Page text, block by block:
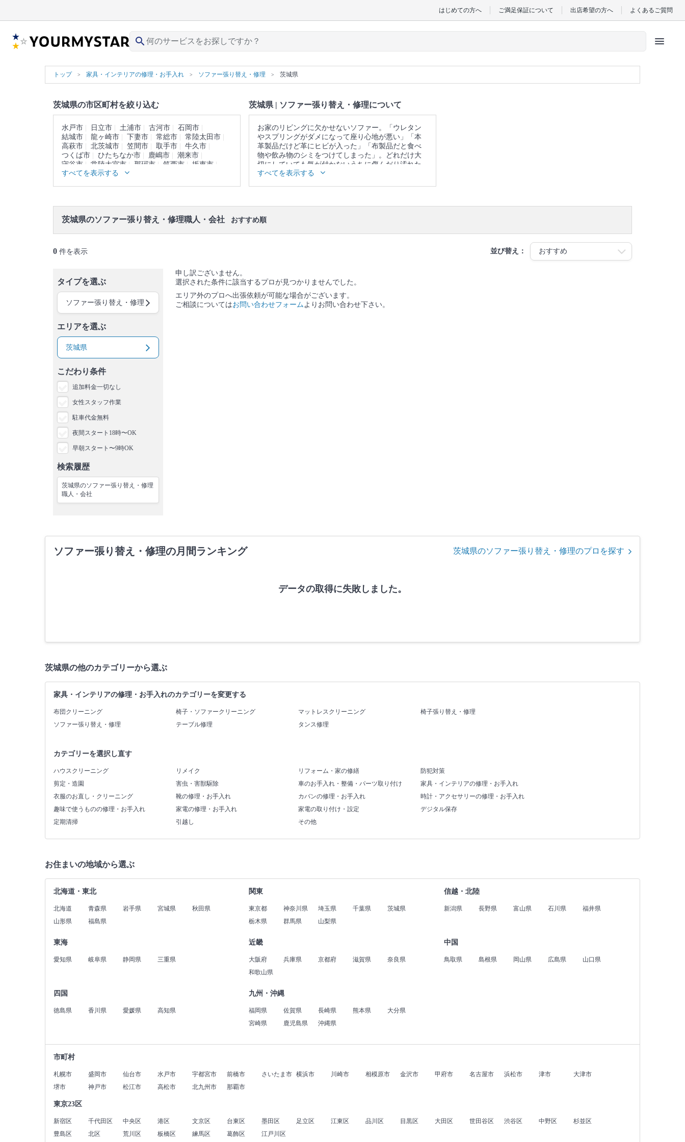
はじめての方へ ご満足保証について 出店希望の方へ よくあるご質問
search menu
トップ 家具・インテリアの修理・お手入れ ソファー張り替え・修理 茨城県
茨城県の市区町村を絞り込む
水戸市 日立市 土浦市 古河市
石岡市
結城市
龍ヶ崎市 下妻市 常総市
常陸太田市
高萩市
北茨城市 笠間市 取手市
牛久市
つくば市
ひたちなか市 鹿嶋市
潮来市
守谷市
常陸大宮市 那珂市 筑西市
坂東市
稲敷市
かすみがうら市
すべてを表示する
茨城県 | ソファー張り替え・修理について
お家のリビングに欠かせないソファー。「ウレタン
やスプリングがダメになって座り心地が悪い」「本
革製品だけど革にヒビが入った」「布製品だと食べ
物や飲み物のシミをつけてしまった」。どれだけ大
切にしていても気が付かないうちに傷んだり汚れた
りするものです。買い換えると新しいソファーの運
口コミ
すべてを表示する
茨城県のソファー張り替え・修理職人・会社 おすすめ順
0 件を表示 並び替え：
タイプを選ぶ
ソファー張り替え・修理
エリアを選ぶ
茨城県
こだわり条件
追加料金一切なし
女性スタッフ作業
駐車代金無料
夜間スタート18時〜OK
早朝スタート〜9時OK
検索履歴
茨城県のソファー張り替え・修理
職人・会社
申し訳ございません。
選択された条件に該当するプロが見つかりませんでした。
エリア外のプロへ出張依頼が可能な場合がございます。
ご相談についてはお問い合わせフォームよりお問い合わせ下さい。
ソファー張り替え・修理の月間ランキング 茨城県のソファー張り替え・修理のプロを探す
データの取得に失敗しました。
茨城県の他のカテゴリーから選ぶ
家具・インテリアの修理・お手入れのカテゴリーを変更する
布団クリーニング 椅子・ソファークリーニング マットレスクリーニング
椅子張り替え・修理
ソファー張り替え・修理
テーブル修理 タンス修理
カテゴリーを選択し直す
ハウスクリーニング リメイク リフォーム・家の修繕
防犯対策
剪定・造園
害虫・害獣駆除 車のお手入れ・整備・パーツ取り付け
家具・インテリアの修理・お手入れ
衣服のお直し・クリーニング
靴の修理・お手入れ カバンの修理・お手入れ
時計・アクセサリーの修理・お手入れ
趣味で使うものの修理・お手入れ
家電の修理・お手入れ 家電の取り付け・設定
デジタル保存
定期清掃
引越し その他
お住まいの地域から選ぶ
北海道・東北
北海道 青森県 岩手県 宮城県
秋田県
山形県
福島県
関東
東京都 神奈川県 埼玉県 千葉県
茨城県
栃木県
群馬県 山梨県
信越・北陸
新潟県 長野県 富山県 石川県 福井県
東海
愛知県 岐阜県 静岡県 三重県
近畿
大阪府 兵庫県 京都府 滋賀県
奈良県
和歌山県
中国
鳥取県 島根県 岡山県 広島県 山口県
四国
徳島県 香川県 愛媛県 高知県
九州・沖縄
福岡県 佐賀県 長崎県 熊本県
大分県
宮崎県
鹿児島県 沖縄県
市町村
札幌市 盛岡市 仙台市 水戸市 宇都宮市 前橋市 さいたま市 横浜市 川崎市 相模原市 金沢市 甲府市 名古屋市 浜松市 津市
大津市
堺市
神戸市 松江市 高松市 北九州市 那覇市
東京23区
新宿区 千代田区 中央区 港区 文京区 台東区 墨田区 足立区 江東区 品川区 目黒区 大田区 世田谷区 渋谷区 中野区
杉並区
豊島区
北区 荒川区 板橋区 練馬区 葛飾区 江戸川区